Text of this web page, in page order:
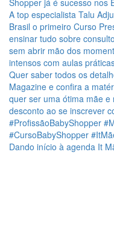
Dando início à agenda It